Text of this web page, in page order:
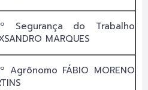
Segurança do Trabalho
MARQUES
Agrônomo FÁBIO MORENO